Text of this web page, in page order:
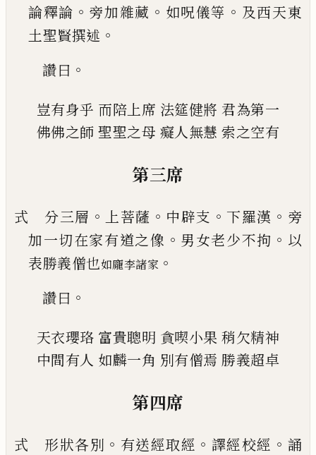
論釋論 。 旁加雜藏 。 如呪儀等 。 及西天東
土聖賢撰述 。
讚曰 。
豈有身乎 而陪上席 法筵健將 君為第一
佛佛之師 聖聖之母 癡人無慧 索之空有
第三席
式 分三層 。 上菩薩 。 中辟支 。 下羅漢 。 旁
加一切在家有道之像 。 男女老少不拘 。 以
表勝義僧也如龐李諸家 。
讚曰 。
天衣瓔珞 富貴聰明 貪喫小果 稍欠精神
中間有人 如麟一角 別有僧焉 勝義超卓
第四席
式 形狀各別 。 有送經取經 。 譯經校經 。 誦